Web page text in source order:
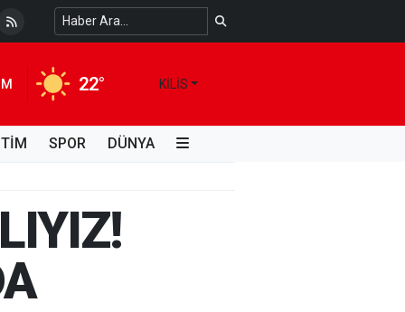
Temiz Suya Erişimde Kalıcı Bir Çözüm
22° KILIS
SPOR DÜNYA